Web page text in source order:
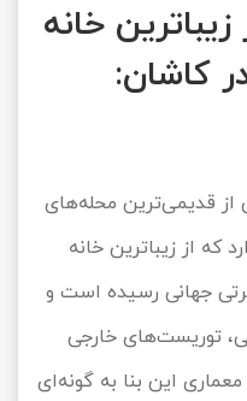
خانه
کاشان:
از قدیمی‌ترین محله‌های
وجود دارد که از زیباترین خانه‌
جهانی رسیده است و
توریست‌های خارجی
این بنا به گونه‌ای